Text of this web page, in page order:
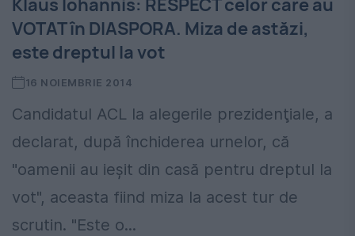
Klaus Iohannis: RESPECT celor care au
VOTAT în DIASPORA. Miza de astăzi,
este dreptul la vot
16 NOIEMBRIE 2014
Candidatul ACL la alegerile prezidenţiale, a
declarat, după închiderea urnelor, că
"oamenii au ieşit din casă pentru dreptul la
vot", aceasta fiind miza la acest tur de
scrutin. "Este o...